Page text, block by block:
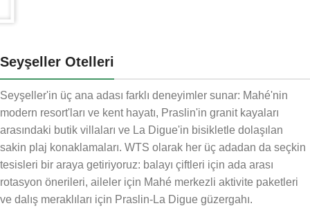
Seyşeller Otelleri
Seyşeller'in üç ana adası farklı deneyimler sunar: Mahé'nin
modern resort'ları ve kent hayatı, Praslin'in granit kayaları
arasındaki butik villaları ve La Digue'in bisikletle dolaşılan
sakin plaj konaklamaları. WTS olarak her üç adadan da seçkin
tesisleri bir araya getiriyoruz: balayı çiftleri için ada arası
rotasyon önerileri, aileler için Mahé merkezli aktivite paketleri
ve dalış meraklıları için Praslin-La Digue güzergahı.